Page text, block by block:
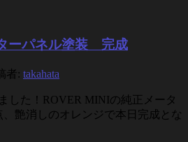
ーパネル塗装 完成
者: takahata
した！ROVER MINIの純正メータ
艶消しのオレンジで本日完成とな